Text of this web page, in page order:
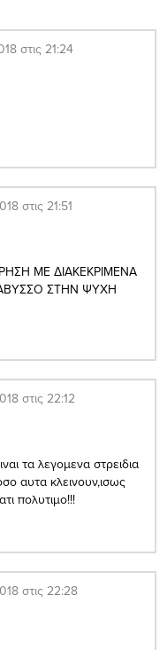
στις 21:24
στις 21:51
ΜΕ ΔΙΑΚΕΚΡΙΜΕΝΑ
ΣΤΗΝ ΨΥΧΗ
στις 22:12
τα λεγομενα στρειδια
αυτα κλεινουν,ισως
πολυτιμο!!!
στις 22:28